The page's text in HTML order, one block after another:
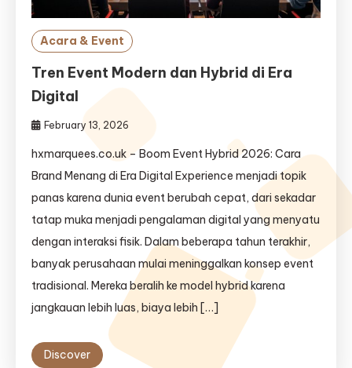
Acara & Event
Tren Event Modern dan Hybrid di Era
Digital
February 13, 2026
hxmarquees.co.uk – Boom Event Hybrid 2026: Cara
Brand Menang di Era Digital Experience menjadi topik
panas karena dunia event berubah cepat, dari sekadar
tatap muka menjadi pengalaman digital yang menyatu
dengan interaksi fisik. Dalam beberapa tahun terakhir,
banyak perusahaan mulai meninggalkan konsep event
tradisional. Mereka beralih ke model hybrid karena
jangkauan lebih luas, biaya lebih […]
Discover